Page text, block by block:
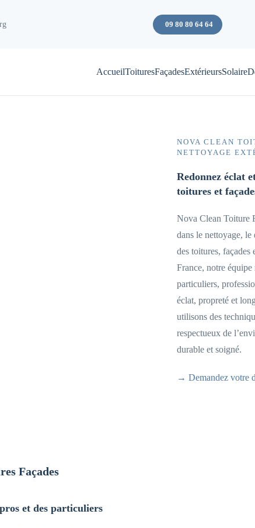
09 80 80 64 64
AccueilToituresFaçadesExtérieursSolaire
NOVA CLEAN
NETTOYAGE
Redonnez éclat
toitures et
Nova Clean Toiture
dans le nettoyage,
des toitures, façades
France, notre
particuliers,
éclat, propreté et
utilisons des
respectueux de
durable et soigné.
→ Demandez votre
Façades
et des particuliers